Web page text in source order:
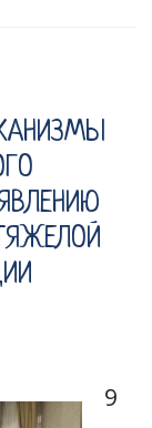
9